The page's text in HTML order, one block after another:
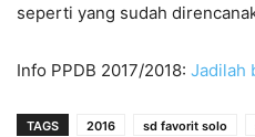
seperti yang sudah
Info PPDB 2017/2018: Jadilah
TAGS 2016 sd favorit solo